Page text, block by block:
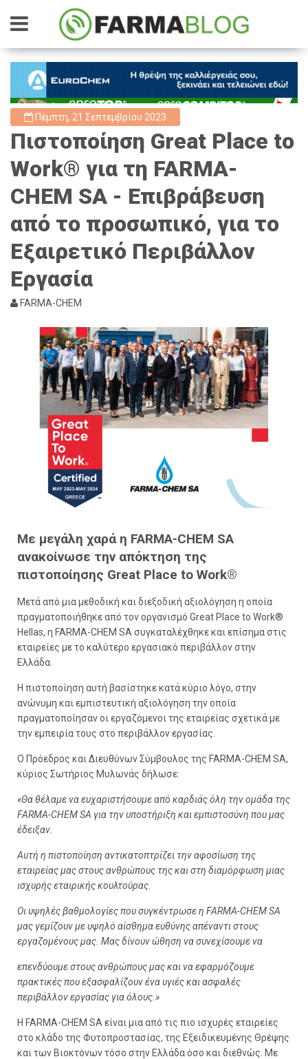
Πέμπτη, 21 Σεπτεμβρίου 2023
Πιστοποίηση Great Place to
Work® για τη FARMA-
CHEM SA - Επιβράβευση
από το προσωπικό, για το
Εξαιρετικό Περιβάλλον
Εργασία
FARMA-CHEM
Με μεγάλη χαρά η FARMA-CHEM SA
ανακοίνωσε την απόκτηση της
πιστοποίησης Great Place to Work®
Μετά από μια μεθοδική και διεξοδική αξιολόγηση η οποία
πραγματοποιήθηκε από τον οργανισμό Great Place to Work®
Hellas, η FARMA-CHEM SA συγκαταλέχθηκε και επίσημα στις
εταιρείες με το καλύτερο εργασιακό περιβάλλον στην
Ελλάδα.
Η πιστοποίηση αυτή βασίστηκε κατά κύριο λόγο, στην
ανώνυμη και εμπιστευτική αξιολόγηση την οποία
πραγματοποίησαν οι εργαζόμενοι της εταιρείας σχετικά με
την εμπειρία τους στο περιβάλλον εργασίας.
Ο Πρόεδρος και Διευθύνων Σύμβουλος της FARMA-CHEM SA,
κύριος Σωτήριος Μυλωνάς δήλωσε:
«Θα θέλαμε να ευχαριστήσουμε από καρδιάς όλη την ομάδα της
FARMA-CHEM SA για την υποστήριξη και εμπιστοσύνη που μας
έδειξαν.
Αυτή η πιστοποίηση αντικατοπτρίζει την αφοσίωση της
εταιρείας μας στους ανθρώπους της και στη διαμόρφωση μιας
ισχυρής εταιρικής κουλτούρας.
Οι υψηλές βαθμολογίες που συγκέντρωσε η FARMA-CHEM SA
μας γεμίζουν με υψηλό αίσθημα ευθύνης απέναντι στους
εργαζομένους μας. Μας δίνουν ώθηση να συνεχίσουμε να
επενδύουμε στους ανθρώπους μας και να εφαρμόζουμε
πρακτικές που εξασφαλίζουν ένα υγιές και ασφαλές
περιβάλλον εργασίας για όλους.»
H FARMA-CHEM SA είναι μια από τις πιο ισχυρές εταιρείες
στο κλάδο της Φυτοπροστασίας, της Εξειδικευμένης Θρέψης
και των Βιοκτόνων τόσο στην Ελλάδα όσο και διεθνώς. Με